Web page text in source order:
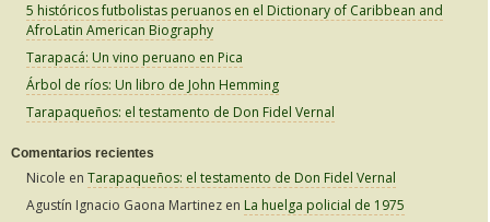
5 históricos futbolistas peruanos en el Dictionary of Caribbean and
AfroLatin American Biography
Tarapacá: Un vino peruano en Pica
Árbol de ríos: Un libro de John Hemming
Tarapaqueños: el testamento de Don Fidel Vernal
Comentarios recientes
Nicole en Tarapaqueños: el testamento de Don Fidel Vernal
Agustín Ignacio Gaona Martinez en La huelga policial de 1975